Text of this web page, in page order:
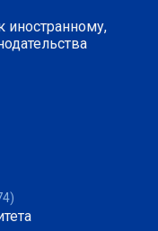
иностранному,